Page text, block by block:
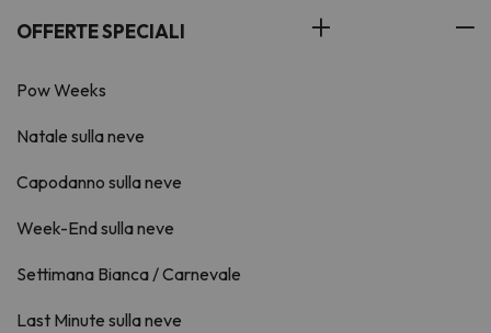
OFFERTE SPECIALI
Pow Weeks
Natale sulla neve
Capodanno sulla neve
Week-End sulla neve
Settimana Bianca / Carnevale
Last Minute sulla neve